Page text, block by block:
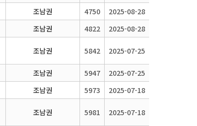
조남권 4750
2025-08-28
조남권 4822 2025-08-28
조남권 5842 2025-07-25
조남권 5947
2025-07-25
조남권 5973 2025-07-18
조남권 5981 2025-07-18